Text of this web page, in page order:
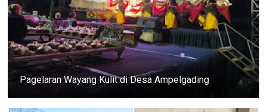
Pagelaran Wayang Kulit di Desa Ampelgading